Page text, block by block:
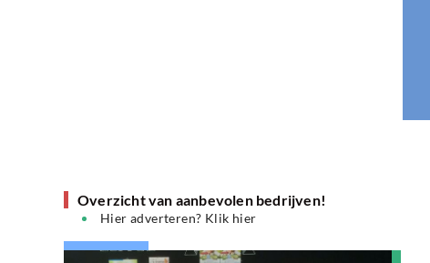
Overzicht van aanbevolen bedrijven!
Hier adverteren? Klik hier